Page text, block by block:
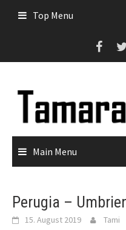
Top Menu
Main Menu
Perugia –
15. August 2019 Tami